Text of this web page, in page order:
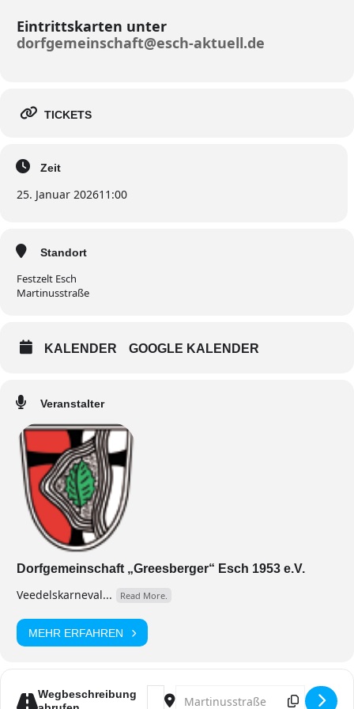
Eintrittskarten unter
dorfgemeinschaft@esch-aktuell.de
TICKETS
Zeit
25. Januar 202611:00
Standort
Festzelt Esch
Martinusstraße
KALENDER GOOGLE KALENDER
Veranstalter
Dorfgemeinschaft „Greesberger“ Esch 1953 e.V.
Veedelskarneval... Read More.
MEHR ERFAHREN
Wegbeschreibung
Address - DGEsch-Herrensitzung
Destination Address - DGEsch-